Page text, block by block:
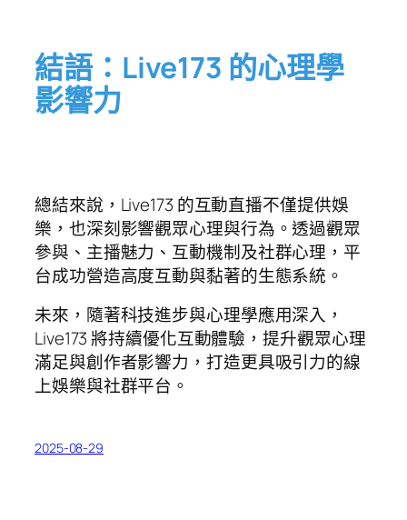
結語：Live173 的心理學
影響力
總結來說，Live173 的互動直播不僅提供娛
樂，也深刻影響觀眾心理與行為。透過觀眾
參與、主播魅力、互動機制及社群心理，平
台成功營造高度互動與黏著的生態系統。
未來，隨著科技進步與心理學應用深入，
Live173 將持續優化互動體驗，提升觀眾心理
滿足與創作者影響力，打造更具吸引力的線
上娛樂與社群平台。
2025-08-29